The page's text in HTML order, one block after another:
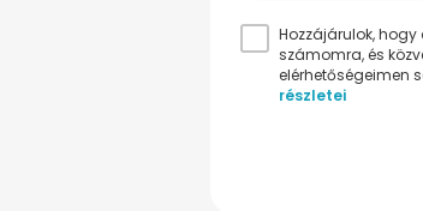
Hozzájárulok,
számomra, és
elérhetőségeimen
részletei